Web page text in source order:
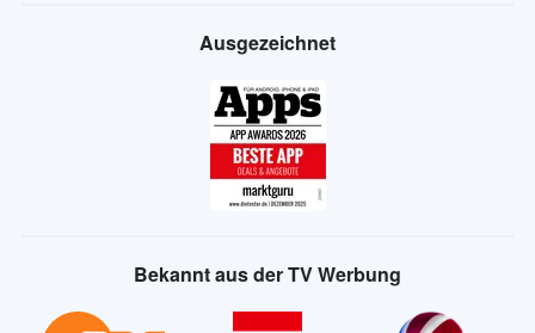
Ausgezeichnet
Bekannt aus der TV Werbung